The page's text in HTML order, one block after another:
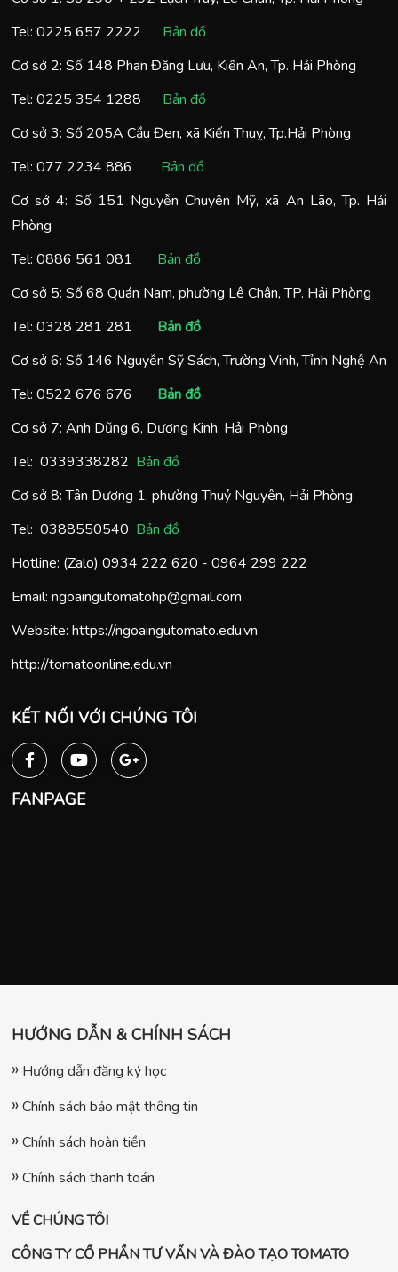
Tel: 0225 657 2222
Bản đồ
Cơ sở 2: Số 148 Phan Đăng Lưu, Kiến An, Tp. Hải Phòng
Tel: 0225 354 1288
Bản đồ
Cơ sở 3: Số 205A Cầu Đen, xã Kiến Thuỵ, Tp.Hải Phòng
Tel: 077 2234 886
Bản đồ
Cơ sở 4: Số 151 Nguyễn Chuyên Mỹ, xã An Lão, Tp. Hải
Phòng
Tel: 0886 561 081
Bản đồ
Cơ sở 5: Số 68 Quán Nam, phường Lê Chân, TP. Hải Phòng
Tel: 0328 281 281
Bản đồ
Cơ sở 6: Số 146 Nguyễn Sỹ Sách, Trường Vinh, Tỉnh Nghệ An
Tel: 0522 676 676
Bản đồ
Cơ sở 7: Anh Dũng 6, Dương Kinh, Hải Phòng
Tel: 0339338282 Bản đồ
Cơ sở 8: Tân Dương 1, phường Thuỷ Nguyên, Hải Phòng
Tel: 0388550540 Bản đồ
Hotline: (Zalo) 0934 222 620 - 0964 299 222
Email: ngoaingutomatohp@gmail.com
Website: https://ngoaingutomato.edu.vn
http://tomatoonline.edu.vn
KẾT NỐI VỚI CHÚNG TÔI
FANPAGE
HƯỚNG DẪN & CHÍNH SÁCH
Hướng dẫn đăng ký học
Chính sách bảo mật thông tin
Chính sách hoàn tiền
Chính sách thanh toán
VỀ CHÚNG TÔI
CÔNG TY CỔ PHẦN TƯ VẤN VÀ ĐÀO TẠO TOMATO